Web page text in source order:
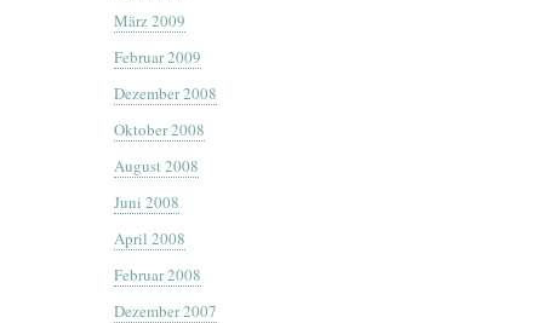
März 2009
Februar 2009
Dezember 2008
Oktober 2008
August 2008
Juni 2008
April 2008
Februar 2008
Dezember 2007